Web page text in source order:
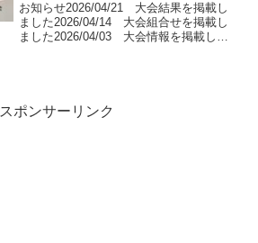
お知らせ2026/04/21 大会結果を掲載し
ました2026/04/14 大会組合せを掲載し
ました2026/04/03 大会情報を掲載しま
スポンサーリンク